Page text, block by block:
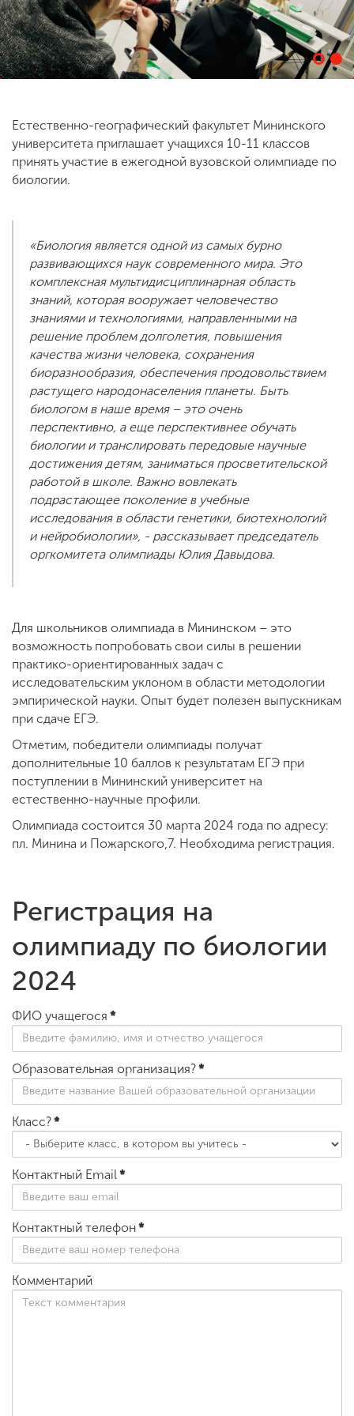
ENG SPN CHI
Приемная
комиссия
+7 (831) 262-26-20
Естественно-географический факультет Мининского
университета приглашает учащихся 10-11 классов
принять участие в ежегодной вузовской олимпиаде по
биологии.
«Биология является одной из самых бурно
развивающихся наук современного мира. Это
комплексная мультидисциплинарная область
знаний, которая вооружает человечество
знаниями и технологиями, направленными на
решение проблем долголетия, повышения
качества жизни человека, сохранения
биоразнообразия, обеспечения продовольствием
растущего народонаселения планеты. Быть
биологом в наше время – это очень
перспективно, а еще перспективнее обучать
биологии и транслировать передовые научные
достижения детям, заниматься просветительской
работой в школе. Важно вовлекать
подрастающее поколение в учебные
исследования в области генетики, биотехнологий
и нейробиологии», - рассказывает председатель
оргкомитета олимпиады Юлия Давыдова.
Для школьников олимпиада в Мининском – это
возможность попробовать свои силы в решении
практико-ориентированных задач с
исследовательским уклоном в области методологии
эмпирической науки. Опыт будет полезен выпускникам
при сдаче ЕГЭ.
Отметим, победители олимпиады получат
дополнительные 10 баллов к результатам ЕГЭ при
поступлении в Мининский университет на
естественно-научные профили.
Олимпиада состоится 30 марта 2024 года по адресу:
пл. Минина и Пожарского,7. Необходима регистрация.
Регистрация на
олимпиаду по биологии
2024
ФИО учащегося *
Образовательная организация?*
Класс?*
Контактный Email *
Контактный телефон*
Комментарий